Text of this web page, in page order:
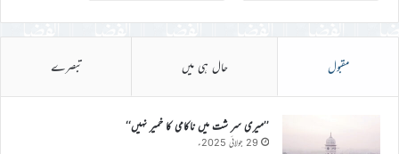
مقبول حال ہی میں تبصرے
’’میری سر شت میں ناکامی کا خمیر نہیں‘‘
29 جولائی 2025ء